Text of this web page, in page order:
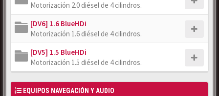
Motorización 2.0 diésel de 4 cilindros.
[DV6] 1.6 BlueHDi
Motorización 1.6 diésel de 4 cilindros.
[DV5] 1.5 BlueHDi
Motorización 1.5 diésel de 4 cilindros.
EQUIPOS NAVEGACIÓN Y AUDIO